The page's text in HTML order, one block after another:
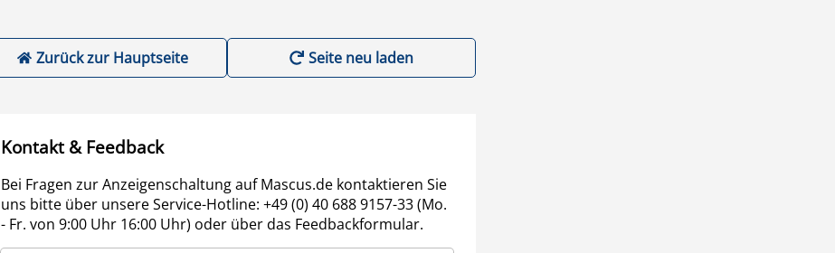
Zurück zur Hauptseite Seite neu laden
Kontakt & Feedback
Bei Fragen zur Anzeigenschaltung auf Mascus.de kontaktieren Sie
uns bitte über unsere Service-Hotline: +49 (0) 40 688 9157-33 (Mo.
- Fr. von 9:00 Uhr 16:00 Uhr) oder über das Feedbackformular.